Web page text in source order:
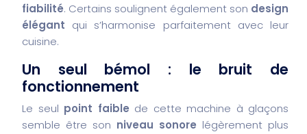
fiabilité. Certains soulignent également son design
élégant qui s’harmonise parfaitement avec leur
cuisine.
Un seul bémol : le bruit de
fonctionnement
Le seul point faible de cette machine à glaçons
semble être son niveau sonore légèrement plus